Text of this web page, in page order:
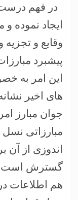
در فهم
ایجاد نموده
وقایع و تجزیه
پیشبرد
این امر به
های اخیر
جوان مبارز
مبارزاتی
اندوزی از
گسترش است
هم اطلاعات